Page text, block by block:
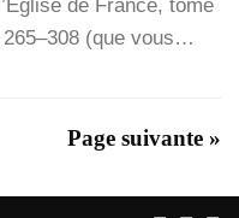
de France, tome
265–308 (que vous…
Page suivante »